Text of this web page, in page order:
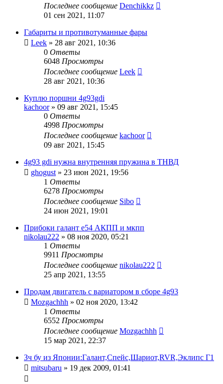
Последнее сообщение Denchikkz
01 сен 2021, 11:07
Габариты и противотуманные фары
Leek » 28 авг 2021, 10:36
0 Ответы
6048 Просмотры
Последнее сообщение Leek
28 авг 2021, 10:36
Куплю поршни 4g93gdi
kachoor» 09 авг 2021, 15:45
0 Ответы
4998 Просмотры
Последнее сообщение kachoor
09 авг 2021, 15:45
4g93 gdi нужна внутренняя пружина в ТНВД
ghogust » 23 июн 2021, 19:56
1 Ответы
6278 Просмотры
Последнее сообщение Sibo
24 июн 2021, 19:01
Прибоки галант е54 АКПП и мкпп
nikolau222 » 08 ноя 2020, 05:21
1 Ответы
9911 Просмотры
Последнее сообщение nikolau222
25 апр 2021, 13:55
Продам двигатель с вариатором в сборе 4g93
Mozgachhh » 02 ноя 2020, 13:42
1 Ответы
6552 Просмотры
Последнее сообщение Mozgachhh
15 мар 2021, 22:37
Зч бу из Японии:Галант,Спейс,Шариот,RVR,Эклипс Г1
mitsubaru » 19 дек 2009, 01:41